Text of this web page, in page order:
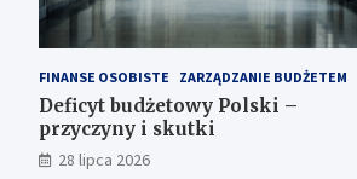
FINANSE OSOBISTE ZARZĄDZANIE BUDŻETEM
Deficyt budżetowy Polski –
przyczyny i skutki
28 lipca 2026